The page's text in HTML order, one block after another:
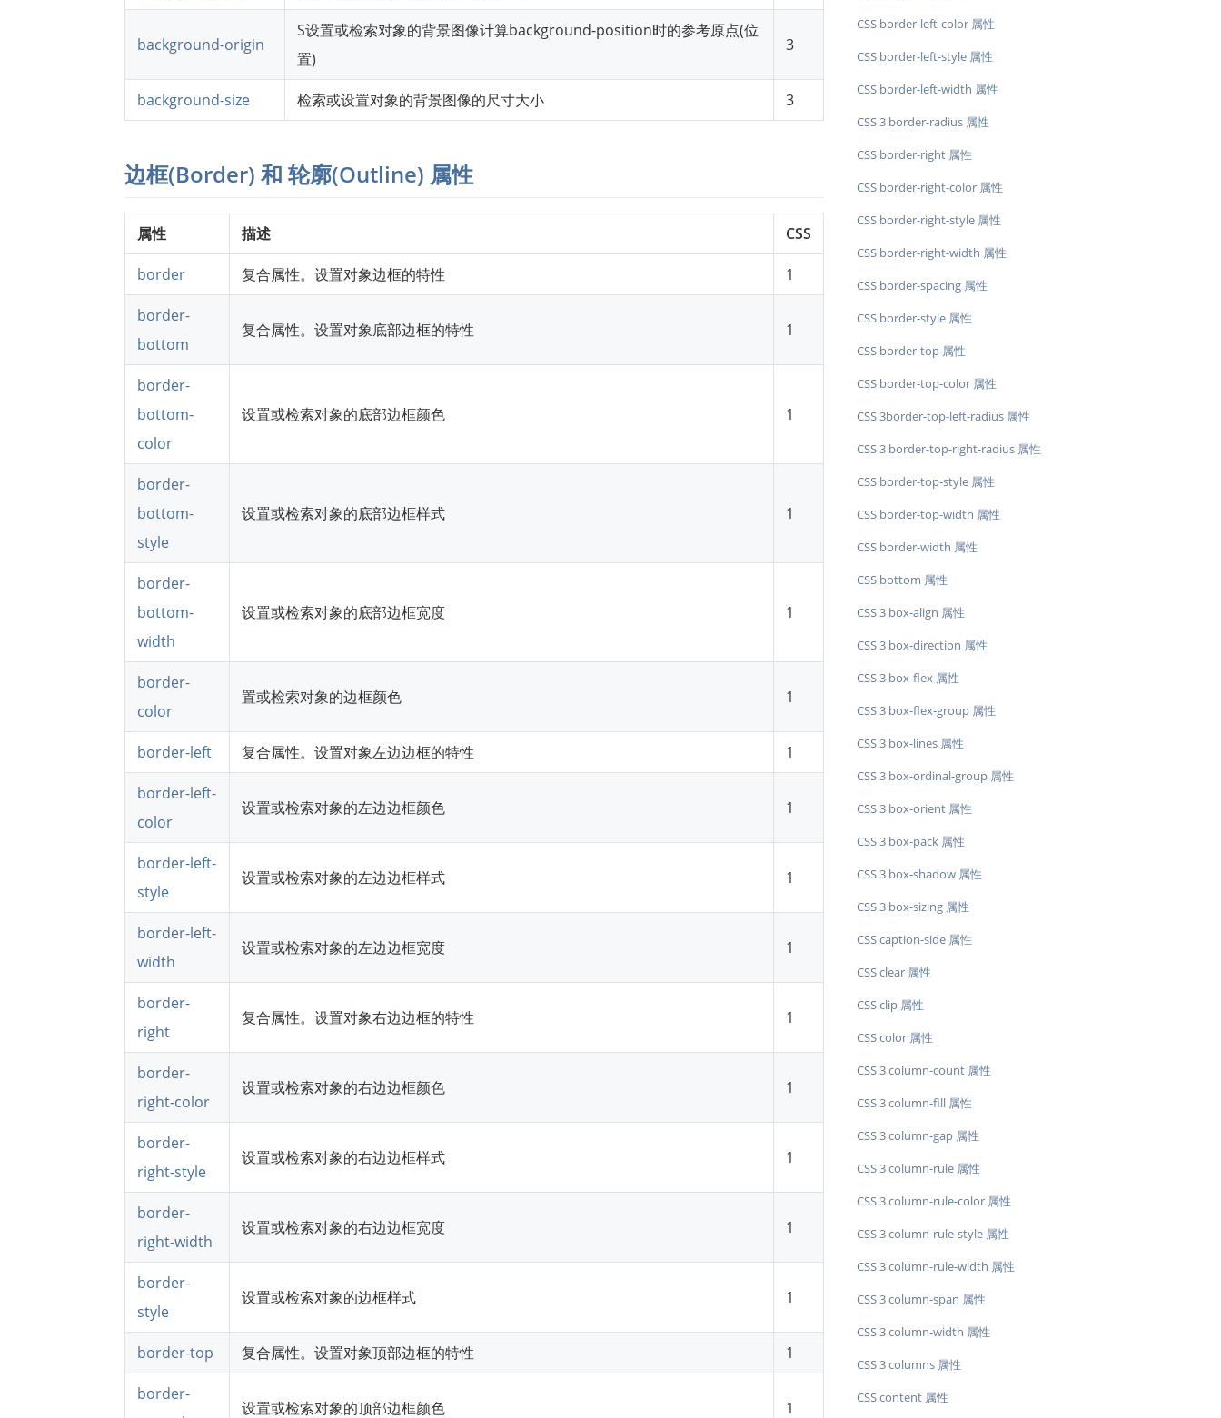
background-origin
S设置或检索对象的背景图像计算background-position时的参考原点(位
置)
3
background-size 检索或设置对象的背景图像的尺寸大小 3
边框(Border) 和 轮廓(Outline) 属性
属性 描述 CSS
border 复合属性。设置对象边框的特性 1
border-
bottom
复合属性。设置对象底部边框的特性 1
border-
bottom-
color
设置或检索对象的底部边框颜色 1
border-
bottom-
style
设置或检索对象的底部边框样式 1
border-
bottom-
width
设置或检索对象的底部边框宽度 1
border-
color
置或检索对象的边框颜色 1
border-left 复合属性。设置对象左边边框的特性 1
border-left-
color
设置或检索对象的左边边框颜色 1
border-left-
style
设置或检索对象的左边边框样式 1
border-left-
width
设置或检索对象的左边边框宽度 1
border-
right
复合属性。设置对象右边边框的特性 1
border-
right-color
设置或检索对象的右边边框颜色 1
border-
right-style
设置或检索对象的右边边框样式 1
border-
right-width
设置或检索对象的右边边框宽度 1
border-
style
设置或检索对象的边框样式 1
border-top 复合属性。设置对象顶部边框的特性 1
border-
设置或检索对象的顶部边框颜色 1
CSS border-left-color 属性
CSS border-left-style 属性
CSS border-left-width 属性
CSS 3 border-radius 属性
CSS border-right 属性
CSS border-right-color 属性
CSS border-right-style 属性
CSS border-right-width 属性
CSS border-spacing 属性
CSS border-style 属性
CSS border-top 属性
CSS border-top-color 属性
CSS 3border-top-left-radius 属性
CSS 3 border-top-right-radius 属性
CSS border-top-style 属性
CSS border-top-width 属性
CSS border-width 属性
CSS bottom 属性
CSS 3 box-align 属性
CSS 3 box-direction 属性
CSS 3 box-flex 属性
CSS 3 box-flex-group 属性
CSS 3 box-lines 属性
CSS 3 box-ordinal-group 属性
CSS 3 box-orient 属性
CSS 3 box-pack 属性
CSS 3 box-shadow 属性
CSS 3 box-sizing 属性
CSS caption-side 属性
CSS clear 属性
CSS clip 属性
CSS color 属性
CSS 3 column-count 属性
CSS 3 column-fill 属性
CSS 3 column-gap 属性
CSS 3 column-rule 属性
CSS 3 column-rule-color 属性
CSS 3 column-rule-style 属性
CSS 3 column-rule-width 属性
CSS 3 column-span 属性
CSS 3 column-width 属性
CSS 3 columns 属性
CSS content 属性